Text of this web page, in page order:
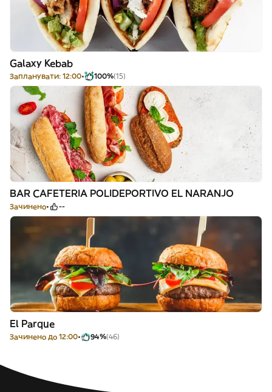
Galaxy Kebab
Запланувати: 12:00 100%(15)
BAR CAFETERIA POLIDEPORTIVO EL NARANJO
Зачинено --
El Parque
Зачинено до 12:00 94%(46)